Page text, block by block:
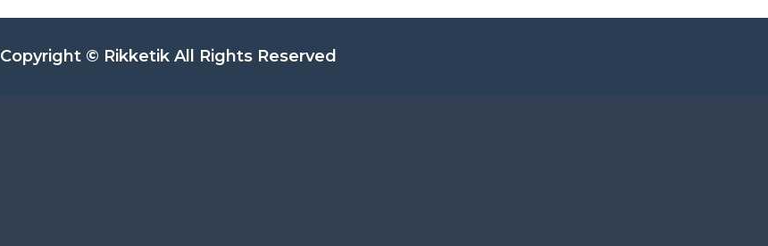
Copyright © Rikketik All Rights Reserved